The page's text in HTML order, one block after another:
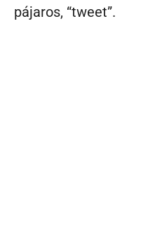
pájaros, “tweet”.